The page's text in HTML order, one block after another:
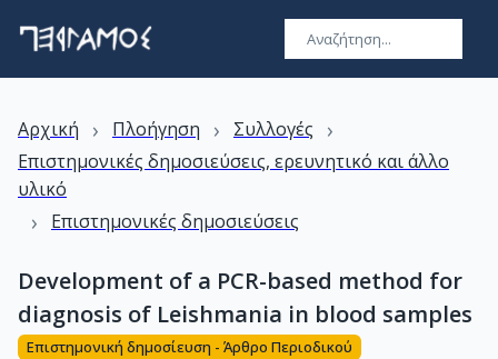
Αρχική › Πλοήγηση › Συλλογές ›
Επιστημονικές δημοσιεύσεις, ερευνητικό και άλλο
υλικό
› Επιστημονικές δημοσιεύσεις
Development of a PCR-based method for
diagnosis of Leishmania in blood samples
Επιστημονική δημοσίευση - Άρθρο Περιοδικού